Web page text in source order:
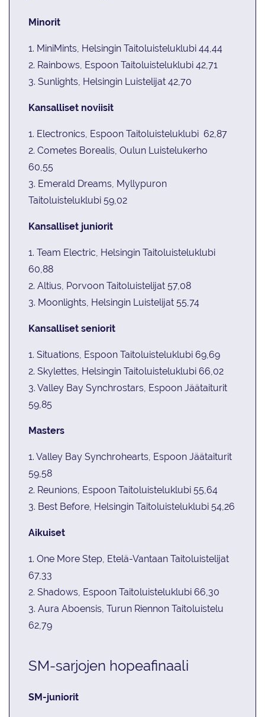
Minorit
1. MiniMints, Helsingin Taitoluisteluklubi 44,44
2. Rainbows, Espoon Taitoluisteluklubi 42,71
3. Sunlights, Helsingin Luistelijat 42,70
Kansalliset noviisit
1. Electronics, Espoon Taitoluisteluklubi 62,87
2. Cometes Borealis, Oulun Luistelukerho
60,55
3. Emerald Dreams, Myllypuron
Taitoluisteluklubi 59,02
Kansalliset juniorit
1. Team Electric, Helsingin Taitoluisteluklubi
60,88
2. Altius, Porvoon Taitoluistelijat 57,08
3. Moonlights, Helsingin Luistelijat 55,74
Kansalliset seniorit
1. Situations, Espoon Taitoluisteluklubi 69,69
2. Skylettes, Helsingin Taitoluisteluklubi 66,02
3. Valley Bay Synchrostars, Espoon Jäätaiturit
59,85
Masters
1. Valley Bay Synchrohearts, Espoon Jäätaiturit
59,58
2. Reunions, Espoon Taitoluisteluklubi 55,64
3. Best Before, Helsingin Taitoluisteluklubi 54,26
Aikuiset
1. One More Step, Etelä-Vantaan Taitoluistelijat
67,33
2. Shadows, Espoon Taitoluisteluklubi 66,30
3. Aura Aboensis, Turun Riennon Taitoluistelu
62,79
SM-sarjojen hopeafinaali
SM-juniorit